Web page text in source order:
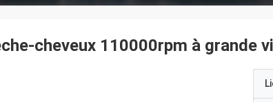
cheveux 110000rpm à grande